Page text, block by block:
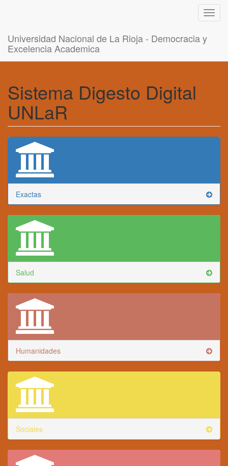
Universidad Nacional de La Rioja - Democracia y
Excelencia Academica
Sistema Digesto Digital
UNLaR
Exactas
Salud
Humanidades
Sociales